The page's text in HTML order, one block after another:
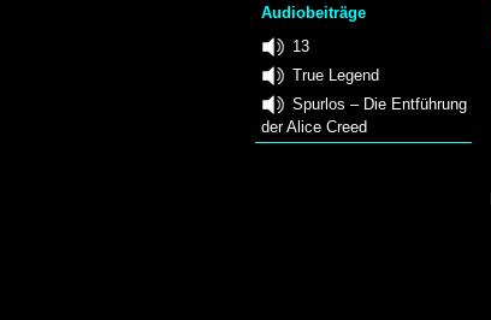
Audiobeiträge
13
True Legend
Spurlos – Die Entführung
der Alice Creed